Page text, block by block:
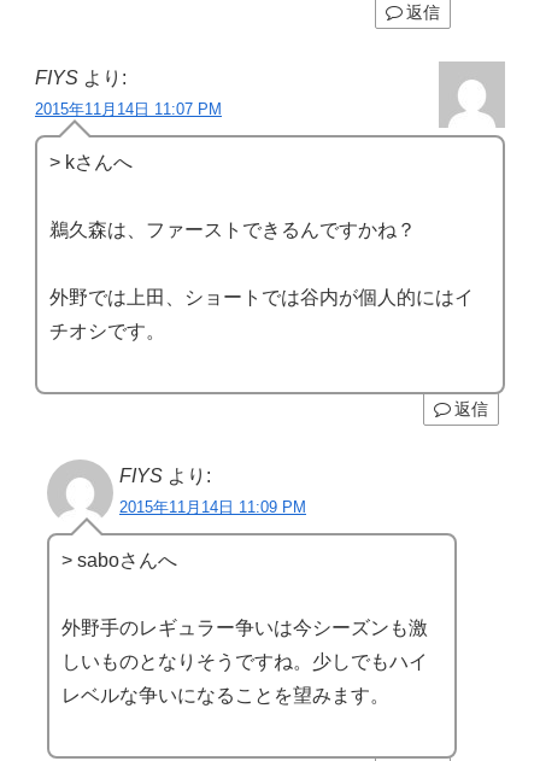
返信
FIYS より:
2015年11月14日 11:07 PM
> kさんへ
鵜久森は、ファーストできるんですかね？
外野では上田、ショートでは谷内が個人的にはイ
チオシです。
返信
FIYS より:
2015年11月14日 11:09 PM
> saboさんへ
外野手のレギュラー争いは今シーズンも激
しいものとなりそうですね。少しでもハイ
レベルな争いになることを望みます。